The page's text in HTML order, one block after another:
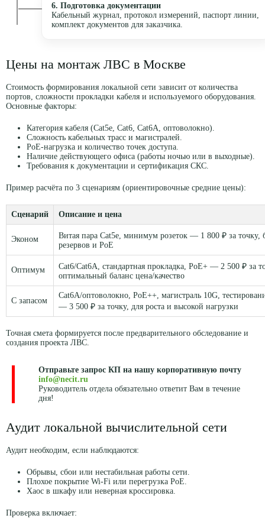
6. Подготовка документации
Кабельный журнал, протокол измерений, паспорт линии,
комплект документов для заказчика.
Цены на монтаж ЛВС в Москве
Стоимость формирования локальной сети зависит от количества
портов, сложности прокладки кабеля и используемого оборудования.
Основные факторы:
Категория кабеля (Cat5e, Cat6, Cat6A, оптоволокно).
Сложность кабельных трасс и магистралей.
PoE-нагрузка и количество точек доступа.
Наличие действующего офиса (работы ночью или в выходные).
Требования к документации и сертификация СКС.
Пример расчёта по 3 сценариям (ориентировочные средние цены):
Сценарий Описание и цена
Эконом
Витая пара Cat5e, минимум розеток — 1 800 ₽ за точку,
резервов и PoE
Оптимум
Cat6/Cat6A, стандартная прокладка, PoE+ — 2 500 ₽ за
оптимальный баланс цена/качество
С запасом
Cat6A/оптоволокно, PoE++, магистраль 10G,
— 3 500 ₽ за точку, для роста и высокой нагрузки
Точная смета формируется после предварительного обследование и
создания проекта ЛВС.
Отправьте запрос КП на нашу корпоративную почту
info@necit.ru
Руководитель отдела обязательно ответит Вам в течение
дня!
Аудит локальной вычислительной сети
Аудит необходим, если наблюдаются:
Обрывы, сбои или нестабильная работы сети.
Плохое покрытие Wi-Fi или перегрузка PoE.
Хаос в шкафу или неверная кроссировка.
Проверка включает: